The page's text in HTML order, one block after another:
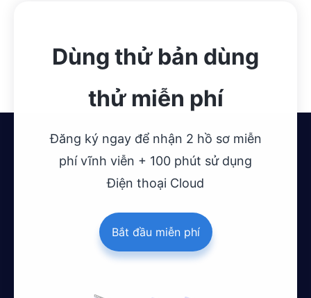
Dùng thử bản dùng
thử miễn phí
Đăng ký ngay để nhận 2 hồ sơ miễn
phí vĩnh viễn + 100 phút sử dụng
Điện thoại Cloud
Bắt đầu miễn phí